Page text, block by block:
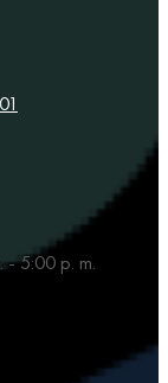
- 5:00 p. m.